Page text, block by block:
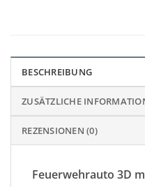
BESCHREIBUNG
ZUSÄTZLICHE
REZENSIONEN (0)
Feuerwehrauto 3D